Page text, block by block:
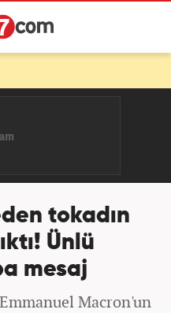
tokadın
Ünlü
mesaj
Macron'un